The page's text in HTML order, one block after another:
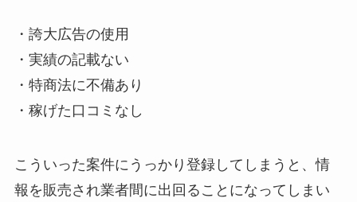
・誇大広告の使用
・実績の記載ない
・特商法に不備あり
・稼げた口コミなし
こういった案件にうっかり登録してしまうと、情
報を販売され業者間に出回ることになってしまい